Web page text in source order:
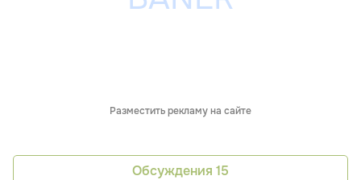
Разместить рекламу на сайте
Обсуждения 15